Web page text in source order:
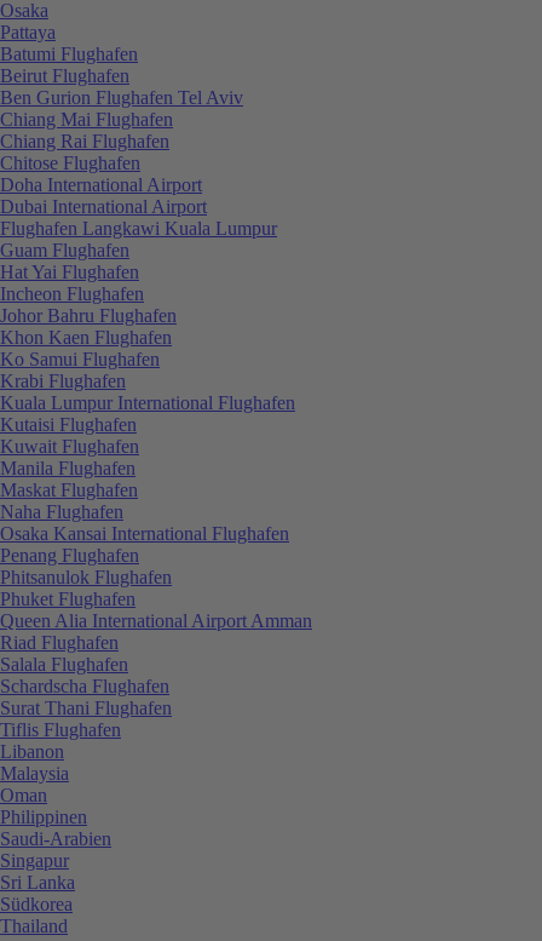
Osaka
Pattaya
Batumi Flughafen
Beirut Flughafen
Ben Gurion Flughafen Tel Aviv
Chiang Mai Flughafen
Chiang Rai Flughafen
Chitose Flughafen
Doha International Airport
Dubai International Airport
Flughafen Langkawi Kuala Lumpur
Guam Flughafen
Hat Yai Flughafen
Incheon Flughafen
Johor Bahru Flughafen
Khon Kaen Flughafen
Ko Samui Flughafen
Krabi Flughafen
Kuala Lumpur International Flughafen
Kutaisi Flughafen
Kuwait Flughafen
Manila Flughafen
Maskat Flughafen
Naha Flughafen
Osaka Kansai International Flughafen
Penang Flughafen
Phitsanulok Flughafen
Phuket Flughafen
Queen Alia International Airport Amman
Riad Flughafen
Salala Flughafen
Schardscha Flughafen
Surat Thani Flughafen
Tiflis Flughafen
Libanon
Malaysia
Oman
Philippinen
Saudi-Arabien
Singapur
Sri Lanka
Südkorea
Thailand